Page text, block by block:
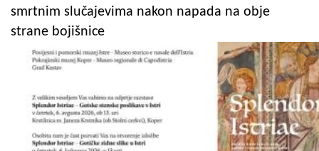
smrtnim slučajevima nakon napada na obje
strane bojišnice